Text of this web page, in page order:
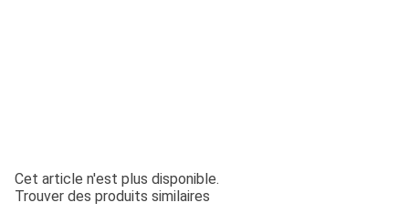
Cet article n'est plus disponible.
Trouver des produits similaires